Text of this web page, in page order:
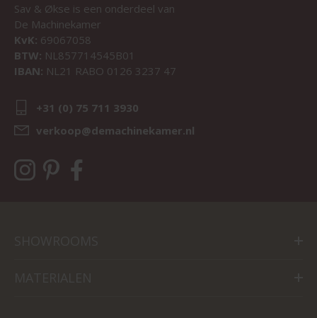
Sav & Økse is een onderdeel van
De Machinekamer
KvK: 69067058
BTW: NL857714545B01
IBAN: NL21 RABO 0126 3237 47
+31 (0) 75 711 3930
verkoop@demachinekamer.nl